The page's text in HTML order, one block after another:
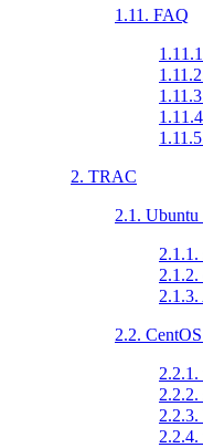
1.11. FAQ
2. TRAC
2.1.
2.1.1.
2.1.2.
2.1.3.
2.2.
2.2.1.
2.2.2.
2.2.4.